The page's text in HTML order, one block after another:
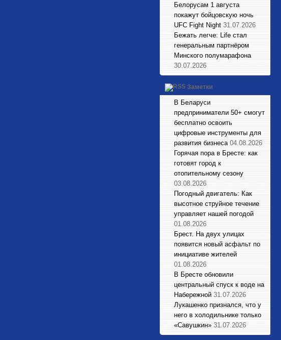
Белорусам 1 августа
покажут бойцовскую ночь
UFC Fight Night 31.07.2026
Бежать легче: Life стал
генеральным партнёром
Минского полумарафона
30.07.2026
Заметки
В Беларуси
предприниматели 50+ смогут
бесплатно освоить
цифровые инструменты для
развития бизнеса 04.08.2026
Горячая пора в Бресте: как
готовят город к
отопительному сезону
03.08.2026
Погодный двигатель: Как
высотное струйное течение
управляет нашей погодой
01.08.2026
Брест. На двух улицах
появится новый асфальт по
инициативе жителей
01.08.2026
В Бресте обновили
центральный спуск к воде на
Набережной 31.07.2026
Лукашенко признался, что у
него в холодильнике только
«Савушкин» 31.07.2026